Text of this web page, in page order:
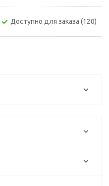
Доступно для заказа (120)